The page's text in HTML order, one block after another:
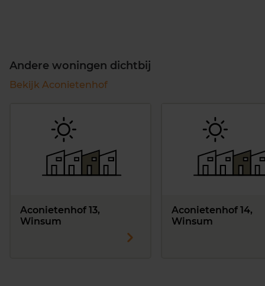
Andere woningen dichtbij
Bekijk Aconietenhof
Aconietenhof 13,
Winsum
Aconietenhof 14,
Winsum